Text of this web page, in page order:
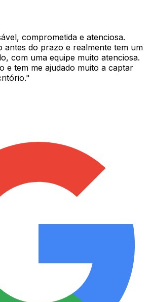
comprometida e atenciosa.
antes do prazo e realmente tem um
com uma equipe muito atenciosa.
e tem me ajudado muito a captar
"